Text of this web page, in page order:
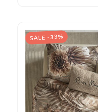
SALE -33%